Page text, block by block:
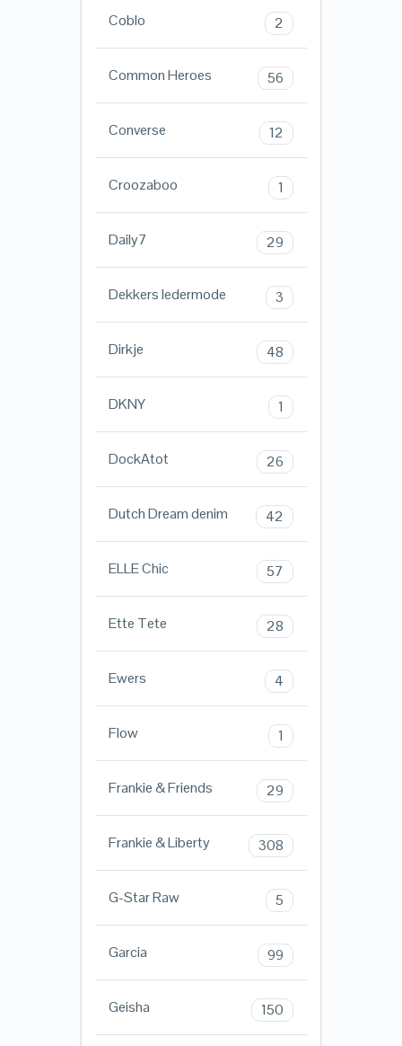
Coblo 2
Common Heroes 56
Converse 12
Croozaboo 1
Daily7 29
Dekkers ledermode 3
Dirkje 48
DKNY 1
DockAtot 26
Dutch Dream denim 42
ELLE Chic 57
Ette Tete 28
Ewers 4
Flow 1
Frankie & Friends 29
Frankie & Liberty 308
G-Star Raw 5
Garcia 99
Geisha 150